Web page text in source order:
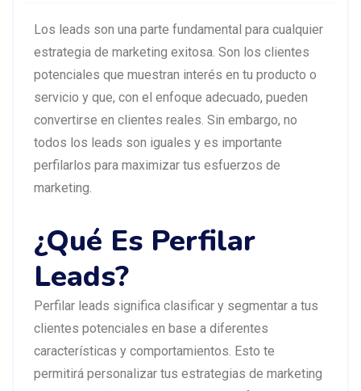
Los leads son una parte fundamental para cualquier
estrategia de marketing exitosa. Son los clientes
potenciales que muestran interés en tu producto o
servicio y que, con el enfoque adecuado, pueden
convertirse en clientes reales. Sin embargo, no
todos los leads son iguales y es importante
perfilarlos para maximizar tus esfuerzos de
marketing.
¿Qué Es Perfilar
Leads?
Perfilar leads significa clasificar y segmentar a tus
clientes potenciales en base a diferentes
características y comportamientos. Esto te
permitirá personalizar tus estrategias de marketing